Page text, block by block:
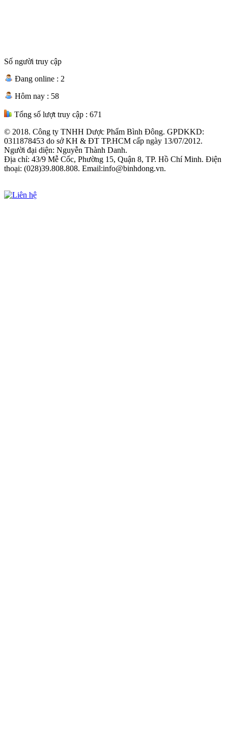
Số người truy cập
Đang online : 2
Hôm nay : 58
Tổng số lượt truy cập : 671
© 2018. Công ty TNHH Dược Phẩm Bình Đông. GPDKKD:
0311878453 do sở KH & ĐT TP.HCM cấp ngày 13/07/2012.
Người đại diện: Nguyễn Thành Danh.
Địa chỉ: 43/9 Mễ Cốc, Phường 15, Quận 8, TP. Hồ Chí Minh. Điện
thoại: (028)39.808.808. Email:info@binhdong.vn.